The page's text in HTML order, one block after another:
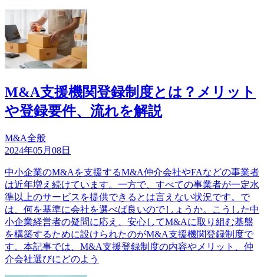
M&A支援機関登録制度とは？メリット
や登録要件、流れを解説
M&A全般
2024年05月08日
中小企業のM&Aを支援するM&A仲介会社やFAなどの事業者
は近年増え続けています。一方で、すべての事業者が一定水
準以上のサービスを提供できるとは言えない状況です。で
は、何を基準に会社を選べば良いのでしょうか。こうした中
小企業経営者の疑問に応え、安心してM&Aに取り組む基盤
を構築するために設けられたのがM&A支援機関登録制度で
す。本記事では、M&A支援登録制度の内容やメリット、仲
介会社選びにどのよう